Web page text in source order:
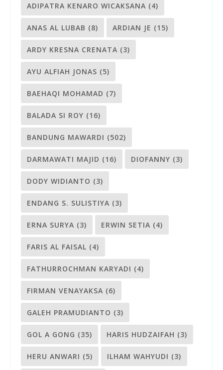
ADIPATRA KENARO WICAKSANA (4)
ANAS AL LUBAB (8) ARDIAN JE (15)
ARDY KRESNA CRENATA (3)
AYU ALFIAH JONAS (5)
BAEHAQI MOHAMAD (7)
BALADA SI ROY (16)
BANDUNG MAWARDI (502)
DARMAWATI MAJID (16) DIOFANNY (3)
DODY WIDIANTO (3)
ENDANG S. SULISTIYA (3)
ERNA SURYA (3) ERWIN SETIA (4)
FARIS AL FAISAL (4)
FATHURROCHMAN KARYADI (4)
FIRMAN VENAYAKSA (6)
GALEH PRAMUDIANTO (3)
GOL A GONG (35) HARIS HUDZAIFAH (3)
HERU ANWARI (5) ILHAM WAHYUDI (3)